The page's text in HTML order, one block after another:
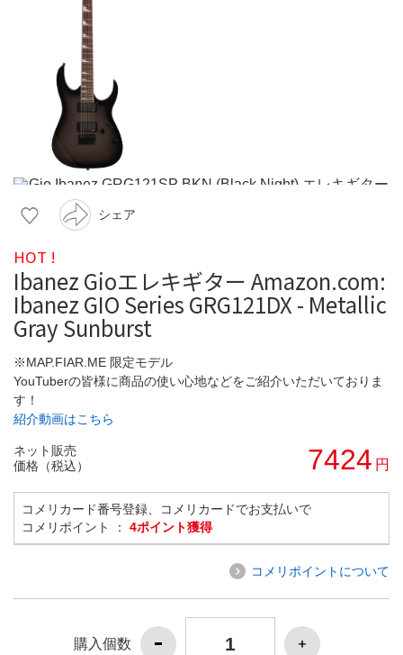
シェア
HOT !
Ibanez Gioエレキギター Amazon.com:
Ibanez GIO Series GRG121DX - Metallic
Gray Sunburst
※MAP.FIAR.ME 限定モデル
YouTuberの皆様に商品の使い心地などをご紹介いただいておりま
す！
紹介動画はこちら
ネット販売
価格（税込）
7424 円
コメリカード番号登録、コメリカードでお支払いで
コメリポイント ： 4ポイント獲得
コメリポイントについて
購入個数